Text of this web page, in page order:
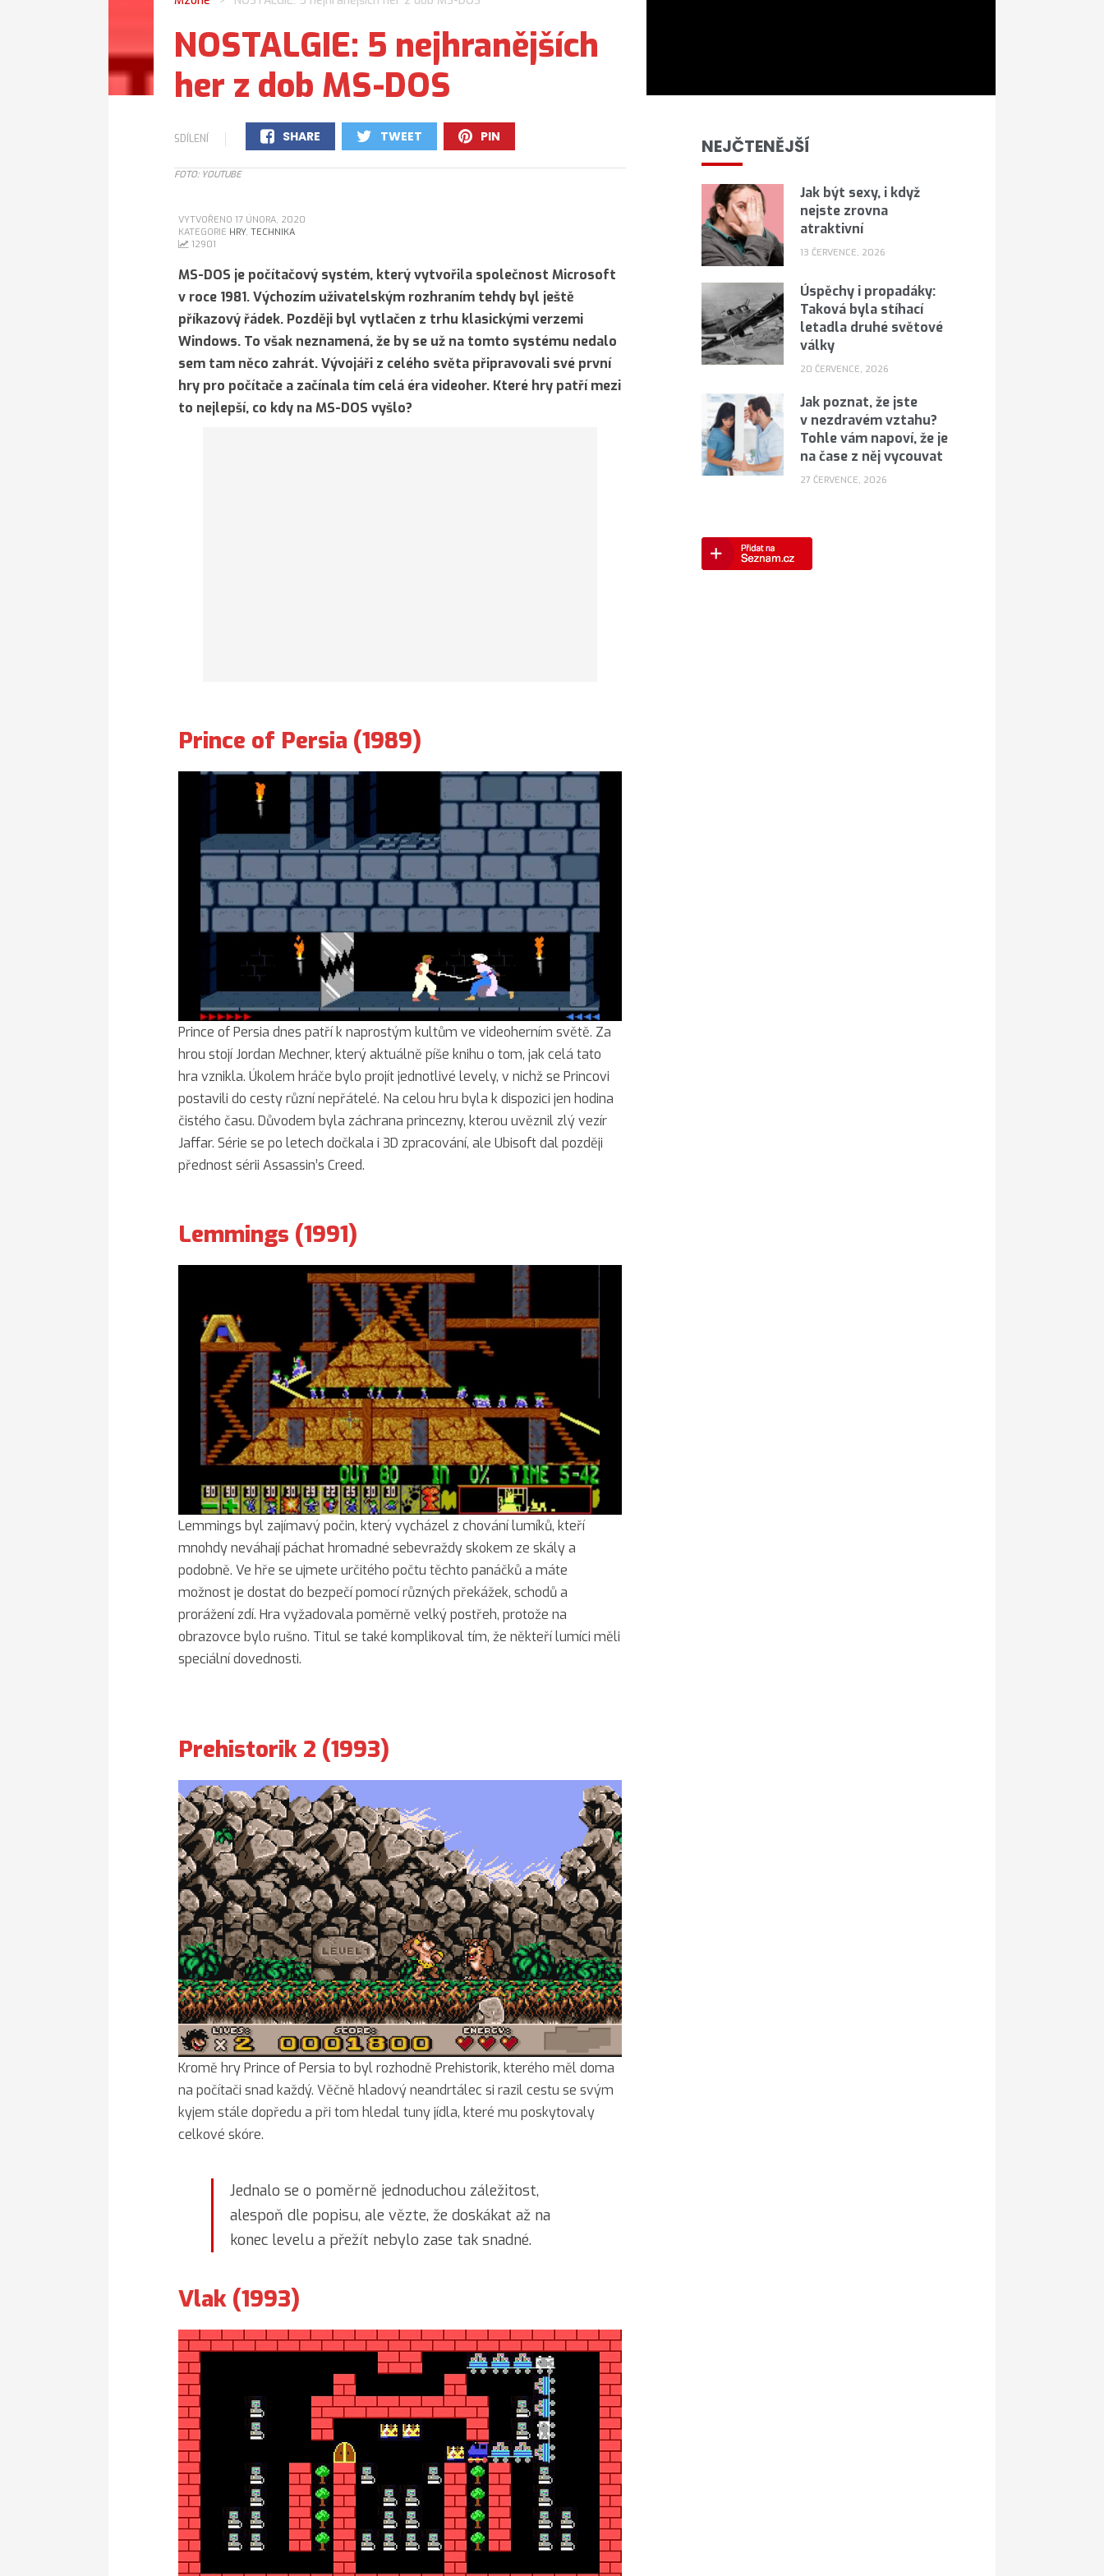
NOSTALGIE: 5 nejhranějších
her z dob MS-DOS
SDÍLENÍ
SHARE
0
TWEET
0
PIN
0
FOTO: YOUTUBE
VYTVOŘENO 17 ÚNORA, 2020
KATEGORIE HRY, TECHNIKA
12901
MS-DOS je počítačový systém, který vytvořila společnost Microsoft
v roce 1981. Výchozím uživatelským rozhraním tehdy byl ještě
příkazový řádek. Později byl vytlačen z trhu klasickými verzemi
Windows. To však neznamená, že by se už na tomto systému nedalo
sem tam něco zahrát. Vývojáři z celého světa připravovali své první
hry pro počítače a začínala tím celá éra videoher. Které hry patří mezi
to nejlepší, co kdy na MS-DOS vyšlo?
Prince of Persia (1989)
Prince of Persia dnes patří k naprostým kultům ve videoherním světě. Za
hrou stojí Jordan Mechner, který aktuálně píše knihu o tom, jak celá tato
hra vznikla. Úkolem hráče bylo projít jednotlivé levely, v nichž se Princovi
postavili do cesty různí nepřátelé. Na celou hru byla k dispozici jen hodina
čistého času. Důvodem byla záchrana princezny, kterou uvěznil zlý vezír
Jaffar. Série se po letech dočkala i 3D zpracování, ale Ubisoft dal později
přednost sérii Assassin’s Creed.
Lemmings (1991)
Lemmings byl zajímavý počin, který vycházel z chování lumíků, kteří
mnohdy neváhají páchat hromadné sebevraždy skokem ze skály a
podobně. Ve hře se ujmete určitého počtu těchto panáčků a máte
možnost je dostat do bezpečí pomocí různých překážek, schodů a
prorážení zdí. Hra vyžadovala poměrně velký postřeh, protože na
obrazovce bylo rušno. Titul se také komplikoval tím, že někteří lumíci měli
speciální dovednosti.
Prehistorik 2 (1993)
Kromě hry Prince of Persia to byl rozhodně Prehistorik, kterého měl doma
na počítači snad každý. Věčně hladový neandrtálec si razil cestu se svým
kyjem stále dopředu a při tom hledal tuny jídla, které mu poskytovaly
celkové skóre.
Jednalo se o poměrně jednoduchou záležitost,
alespoň dle popisu, ale vězte, že doskákat až na
konec levelu a přežít nebylo zase tak snadné.
Vlak (1993)
NEJČTENĚJŠÍ
Jak být sexy, i když
nejste zrovna
atraktivní
13 ČERVENCE, 2026
Úspěchy i propadáky:
Taková byla stíhací
letadla druhé světové
války
20 ČERVENCE, 2026
Jak poznat, že jste
v nezdravém vztahu?
Tohle vám napoví, že je
na čase z něj vycouvat
27 ČERVENCE, 2026